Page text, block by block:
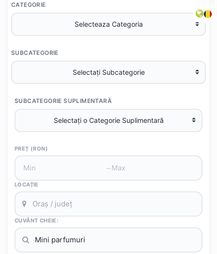
CATEGORIE
SUBCATEGORIE
SUBCATEGORIE SUPLIMENTARĂ
PREȚ (RON)
–
LOCAȚIE
CUVÂNT CHEIE: